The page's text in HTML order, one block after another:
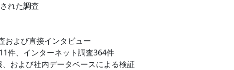
れた調査
および直接インタビュー
件、インターネット調査364件
および社内データベースによる検証